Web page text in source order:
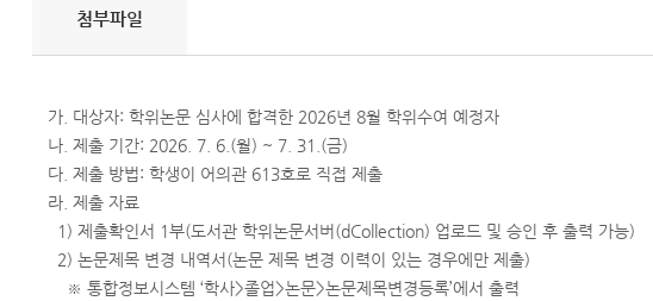
첨부파일
가. 대상자: 학위논문 심사에 합격한 2026년 8월 학위수여 예정자
나. 제출 기간: 2026. 7. 6.(월) ~ 7. 31.(금)
다. 제출 방법: 학생이 어의관 613호로 직접 제출
라. 제출 자료
1) 제출확인서 1부(도서관 학위논문서버(dCollection) 업로드 및 승인 후 출력 가능)
2) 논문제목 변경 내역서(논문 제목 변경 이력이 있는 경우에만 제출)
※ 통합정보시스템 ‘학사>졸업>논문>논문제목변경등록’에서 출력